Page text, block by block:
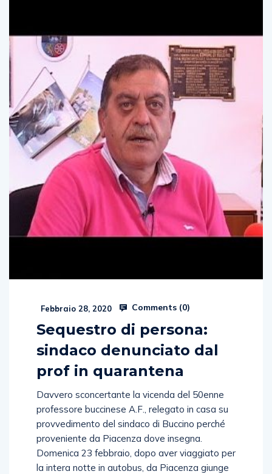
Febbraio 28, 2020 Comments (0)
Sequestro di persona:
sindaco denunciato dal
prof in quarantena
Davvero sconcertante la vicenda del 50enne
professore buccinese A.F., relegato in casa su
provvedimento del sindaco di Buccino perché
proveniente da Piacenza dove insegna.
Domenica 23 febbraio, dopo aver viaggiato per
la intera notte in autobus, da Piacenza giunge